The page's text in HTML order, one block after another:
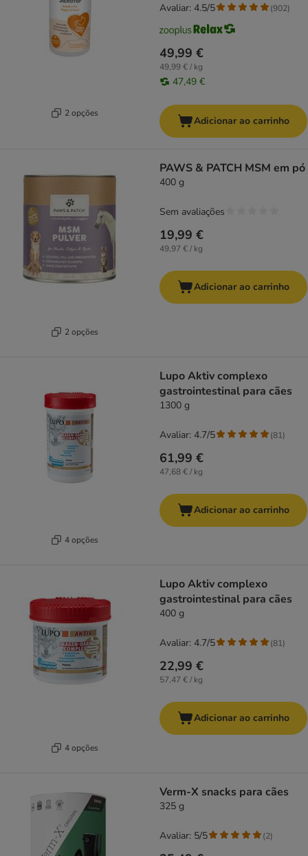
2 opções
49,99 €
49,99 € / kg
47,49 €
Avaliar: 4.5/5 (902)
Adicionar ao carrinho
2 opções
PAWS & PATCH MSM em pó
400 g
19,99 €
49,97 € / kg
Sem avaliações
Adicionar ao carrinho
4 opções
Lupo Aktiv complexo
gastrointestinal para cães
1300 g
61,99 €
47,68 € / kg
Avaliar: 4.7/5 (81)
Adicionar ao carrinho
4 opções
Lupo Aktiv complexo
gastrointestinal para cães
400 g
22,99 €
57,47 € / kg
Avaliar: 4.7/5 (81)
Adicionar ao carrinho
Verm-X snacks para cães
325 g
Avaliar: 5/5 (2)